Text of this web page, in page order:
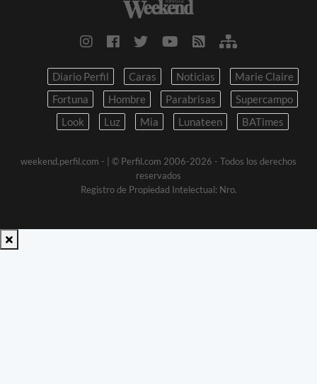
Diario Perfil Caras Noticias
Marie Claire
Fortuna
Hombre Parabrisas
Supercampo
Look
Luz Mia Lunateen BATimes
weekend.perfil.com - | © Perfil.com 2006-2026 - Todos los derechos
reservados
Registro de Propiedad Intelectual: Nro.